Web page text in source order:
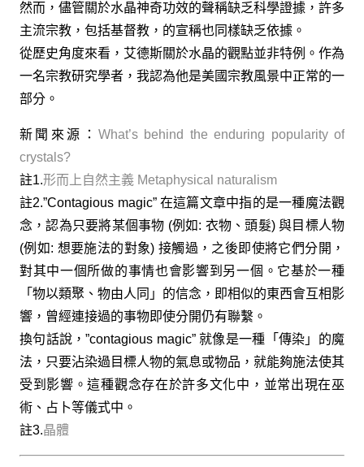
然而，儘管關於水晶神奇功效的聲稱缺乏科學證據，許多
主流宗教，包括基督教，的宣稱也同樣缺乏依據。
從歷史角度來看，艾德斯關於水晶的觀點並非特例。作為
一名宗教研究學者，我認為他是美國宗教風景中正常的一
部分。
新聞來源： What’s behind the enduring popularity of
crystals?
註1.形而上自然主義 Metaphysical naturalism
註2.”Contagious magic” 在這篇文章中指的是一種魔法觀
念，認為只要將某個事物 (例如: 衣物、頭髮) 與目標人物
(例如: 想要施法的對象) 接觸過，之後即使將它們分開，
對其中一個所做的事情也會影響到另一個。它基於一種
「物以類聚、物由人同」的信念，即相似的東西會互相影
響，曾經連接過的事物即使分開仍有聯繫。
換句話說，”contagious magic” 就像是一種「傳染」的魔
法，只要沾染過目標人物的氣息或物品，就能夠施法使其
受到影響。這種觀念存在於許多文化中，並常出現在巫
術、占卜等儀式中。
註3.晶體